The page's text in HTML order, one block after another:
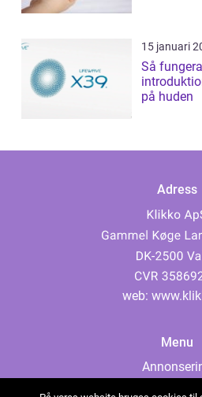
15 januari
Så
på huden
Adress
web:
Menu